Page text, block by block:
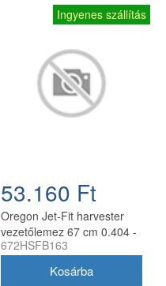
Ingyenes szállítás
53.160 Ft
Oregon Jet-Fit harvester
vezetőlemez 67 cm 0.404 -
2.0 mm
672HSFB163